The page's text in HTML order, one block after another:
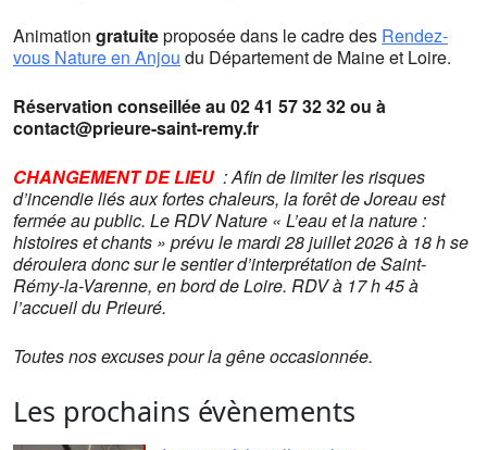
Animation gratuiteproposée dans le cadre des Rendez-
vous Nature en Anjou du Département de Maine et Loire.
Réservation conseillée au 02 41 57 32 32 ou à
contact@prieure-saint-remy.fr
CHANGEMENT DE LIEU:Afin de limiter les risques
d’incendie liés aux fortes chaleurs, la forêt de Joreau est
fermée au public. Le RDV Nature « L’eau et la nature :
histoires et chants » prévu le mardi 28 juillet 2026 à 18 h se
déroulera donc sur le sentier d’interprétation de Saint-
Rémy-la-Varenne, en bord de Loire. RDV à 17 h 45 à
l’accueil du Prieuré.
Toutes nos excuses pour la gêne occasionnée.
Les prochains évènements